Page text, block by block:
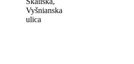
Vyšnianska
ulica